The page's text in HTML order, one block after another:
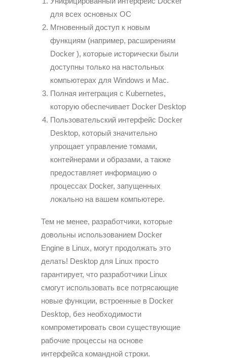
для всех основных ОС
Мгновенный доступ к новым
функциям (например, расширениям
Docker ), которые исторически были
доступны только на настольных
компьютерах для Windows и Mac.
Полная интеграция с Kubernetes,
которую обеспечивает Docker Desktop
Пользовательский интерфейс Docker
Desktop, который значительно
упрощает управление томами,
контейнерами и образами, а также
предоставляет информацию о
процессах Docker, запущенных
локально на вашем компьютере.
Тем не менее, разработчики, которые
довольны использованием Docker
Engine в Linux, могут продолжать это
делать! Desktop для Linux просто
гарантирует, что разработчики Linux
смогут использовать все потрясающие
новые функции, встроенные в Docker
Desktop, без необходимости
компрометировать свои существующие
рабочие процессы на основе
интерфейса командной строки.